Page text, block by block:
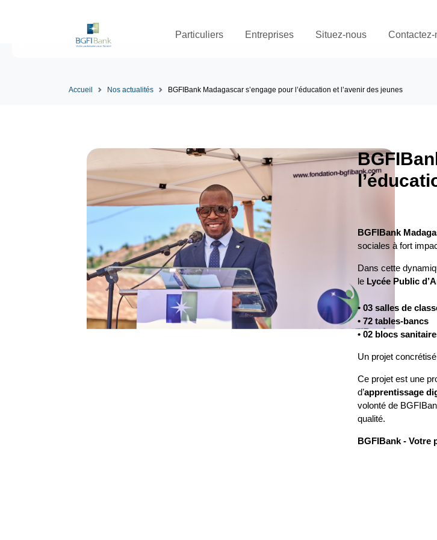
Particuliers Entreprises Situez-nous Contactez-
Accueil Nos actualités BGFIBank Madagascar s’engage pour l’éducation et l’avenir des jeunes
BGFIBank
sociales à fort
Dans cette
le Lycée Public
• 03 salles de
• 72 tables-bancs
• 02 blocs
Un projet
Ce projet est une
d’apprentissage
volonté de
qualité.
BGFIBank - Votre